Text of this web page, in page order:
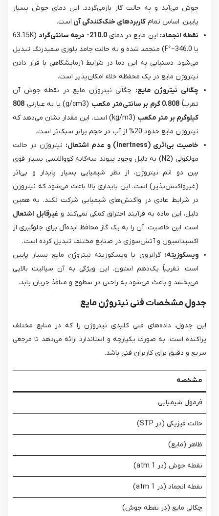
جوش می‌آید و به حالت گاز بازمی‌گردد. این دمای جوش بسیار
پایین، اساس تمام کاربردهای خنک‌کنندگی آن است.
نقطه انجماد: این مایع در دمای210.0- درجه سانتی‌گراد
(63.15K
یا 346.0−°F) منجمد شده و به حالت جامد بلوری سفیدرنگ تبدیل
می‌شود. دستیابی به این دما در شرایط آزمایشگاهی با قرار دادن
نیتروژن مایع در یک محفظه خلاء امکان‌پذیر است.
چگالی نیتروژن مایع: چگالی نیتروژن مایع در نقطه جوش آن
تقریباً 0.808 گرم بر سانتی‌متر مکعب (g/cm3) یا به عبارتی
808
کیلوگرم بر متر مکعب
(kg/m3) است. این مقدار نشان می‌دهد که
نیتروژن مایع حدود 20% از آب در حجم برابر سبک‌تر است.
خاصیت بی‌اثری (Inertness) و عدم اشتعال:
نیتروژن در حالت
مولکولی (N2​) به دلیل وجود پیوند سه‌گانه کووالانسی بسیار قوی
بین دو اتم نیتروژن، از نظر شیمیایی بسیار پایدار و بی‌اثر
(غیرواکنش‌پذیر) است. این پایداری بالا باعث می‌شود که نیتروژن
در شرایط عادی در واکنش‌های شیمیایی شرکت نکند. به همین
دلیل، این ماده به فرآیند احتراق کمکی نمی‌کند و غیرقابل اشتعال
است. این خاصیت، آن را به یک گاز محافظ ایده‌آل برای جلوگیری از
اکسیداسیون و آتش‌سوزی در صنایع مختلف تبدیل کرده است.
ویسکوزیته: گرانروی یا ویسکوزیته نیتروژن مایع بسیار پایین
است، تقریباً یک‌دهم استون. این ویژگی به آن سیالیت بالایی
می‌بخشد و باعث می‌شود به راحتی در سطوح و منافذ جریان یابد.
جدول مشخصات فنی نیتروژن مایع
این جدول، داده‌های فنی کلیدی نیتروژن را که در منابع مختلف
پراکنده است، به صورت یکپارچه و استاندارد ارائه می‌دهد تا مرجعی
سریع و دقیق برای کاربران فنی باشد.
مشخصه
فرمول شیمیایی
حالت فیزیکی (در STP)
ظاهر (مایع)
نقطه جوش (در 1 atm)
نقطه انجماد (در 1 atm)
چگالی مایع (در نقطه جوش)